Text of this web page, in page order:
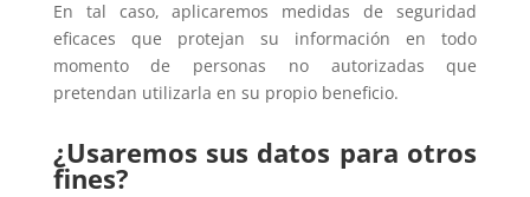
En tal caso, aplicaremos medidas de seguridad
eficaces que protejan su información en todo
momento de personas no autorizadas que
pretendan utilizarla en su propio beneficio.
¿Usaremos sus datos para otros
fines?